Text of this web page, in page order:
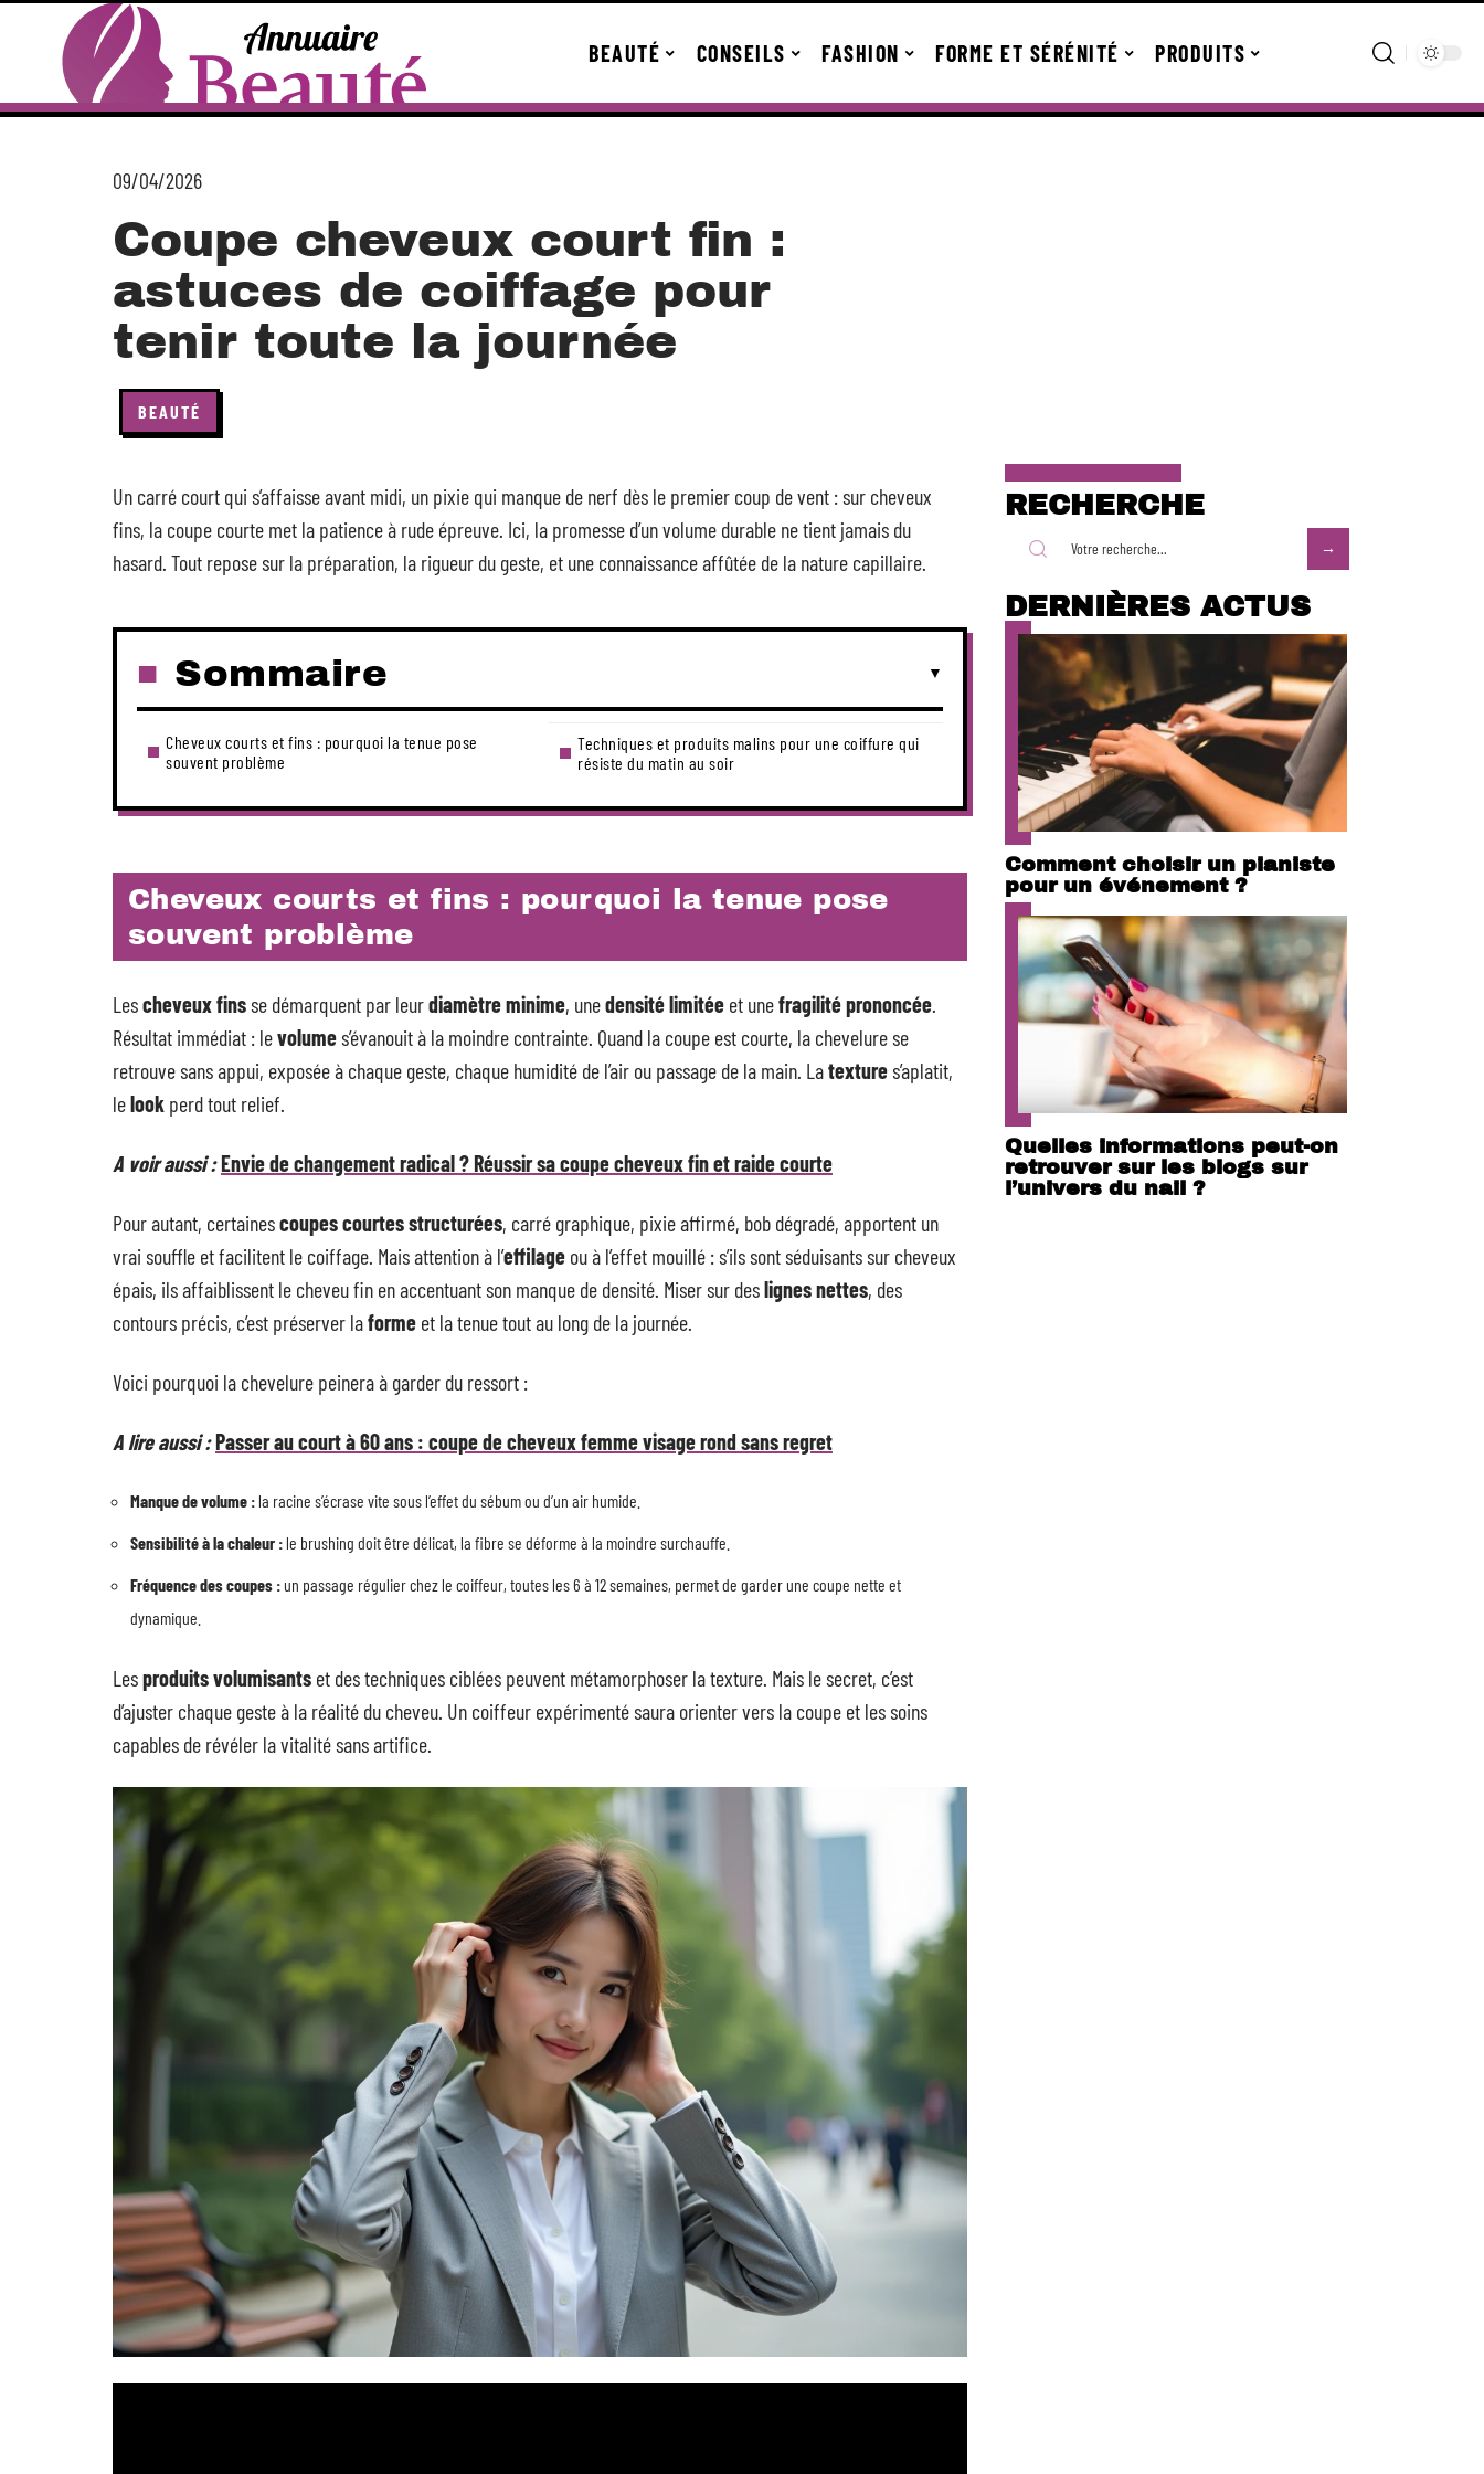
BEAUTÉ CONSEILS FASHION FORME ET SÉRÉNITÉ PRODUITS
09/04/2026
Coupe cheveux court fin :
astuces de coiffage pour
tenir toute la journée
BEAUTÉ
Un carré court qui s’affaisse avant midi, un pixie qui manque de nerf dès le premier coup de vent : sur cheveux
fins, la coupe courte met la patience à rude épreuve. Ici, la promesse d’un volume durable ne tient jamais du
hasard. Tout repose sur la préparation, la rigueur du geste, et une connaissance affûtée de la nature capillaire.
Sommaire
Cheveux courts et fins : pourquoi la tenue pose
souvent problème
Techniques et produits malins pour une coiffure qui
résiste du matin au soir
Cheveux courts et fins : pourquoi la tenue pose
souvent problème
Lescheveux finsse démarquent par leurdiamètre minime, unedensité limitée et unefragilité prononcée.
Résultat immédiat : levolumes’évanouit à la moindre contrainte. Quand la coupe est courte, la chevelure se
retrouve sans appui, exposée à chaque geste, chaque humidité de l’air ou passage de la main. Latextures’aplatit,
lelook perd tout relief.
A voir aussi :Envie de changement radical ? Réussir sa coupe cheveux fin et raide courte
Pour autant, certainescoupes courtes structurées, carré graphique, pixie affirmé, bob dégradé, apportent un
vrai souffle et facilitent le coiffage. Mais attention à l’effilage ou à l’effet mouillé : s’ils sont séduisants sur cheveux
épais, ils affaiblissent le cheveu fin en accentuant son manque de densité. Miser sur deslignes nettes, des
contours précis, c’est préserver laforme et la tenue tout au long de la journée.
Voici pourquoi la chevelure peinera à garder du ressort :
A lire aussi :Passer au court à 60 ans : coupe de cheveux femme visage rond sans regret
Manque de volume :la racine s’écrase vite sous l’effet du sébum ou d’un air humide.
Sensibilité à la chaleur :le brushing doit être délicat, la fibre se déforme à la moindre surchauffe.
Fréquence des coupes :un passage régulier chez le coiffeur, toutes les 6 à 12 semaines, permet de garder une coupe nette et
dynamique.
Lesproduits volumisants et des techniques ciblées peuvent métamorphoser la texture. Mais le secret, c’est
d’ajuster chaque geste à la réalité du cheveu. Un coiffeur expérimenté saura orienter vers la coupe et les soins
capables de révéler la vitalité sans artifice.
RECHERCHE
DERNIÈRES ACTUS
Comment choisir un pianiste
pour un événement ?
Quelles informations peut-on
retrouver sur les blogs sur
l’univers du nail ?